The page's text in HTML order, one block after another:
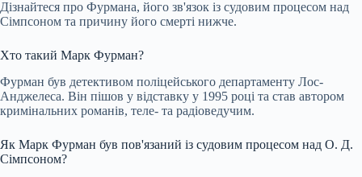
Дізнайтеся про Фурмана, його зв'язок із судовим процесом над
Сімпсоном та причину його смерті нижче.
Хто такий Марк Фурман?
Фурман був детективом поліцейського департаменту Лос-
Анджелеса. Він пішов у відставку у 1995 році та став автором
кримінальних романів, теле- та радіоведучим.
Як Марк Фурман був пов'язаний із судовим процесом над О. Д.
Сімпсоном?